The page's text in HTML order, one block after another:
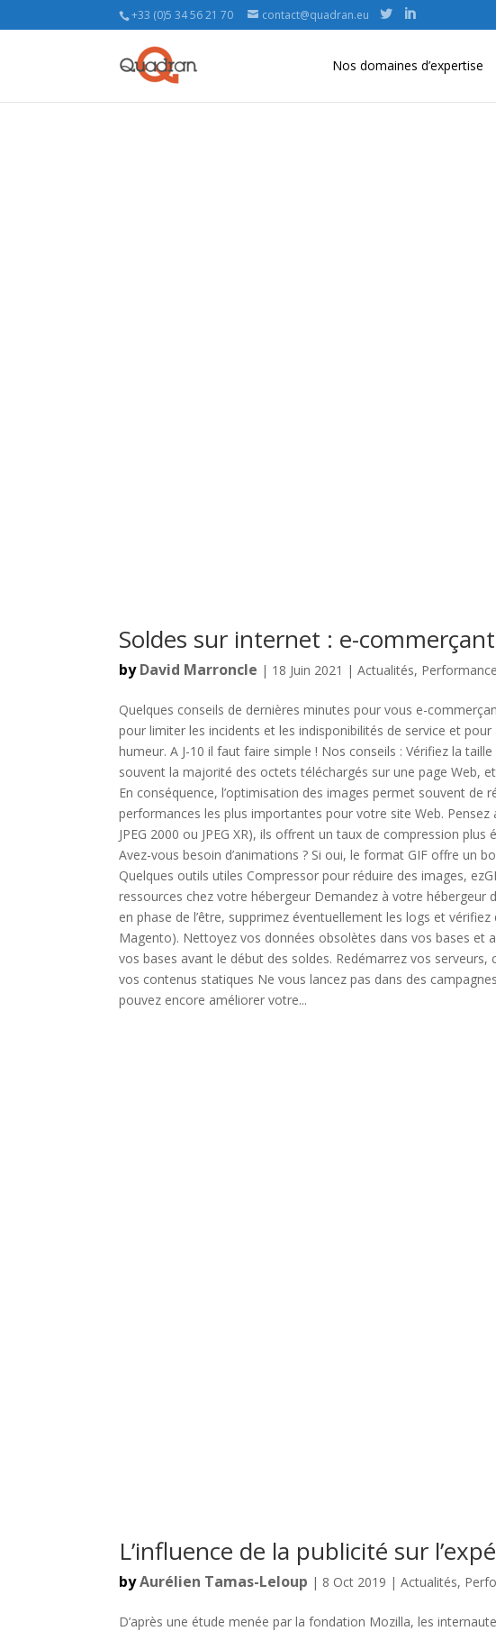
+33 (0)5 34 56 21 70 contact@quadran.eu
Nos domaines d’expertise
Soldes sur internet : e-
byDavid Marroncle | 18 Juin 2021 | Actualités,
Quelques conseils de dernières minutes pour vous e-
pour limiter les incidents et les indisponibilités de service et
humeur. A J-10 il faut faire simple ! Nos conseils : Vérifiez la
souvent la majorité des octets téléchargés sur une page Web,
En conséquence, l’optimisation des images permet souvent
performances les plus importantes pour votre site Web.
JPEG 2000 ou JPEG XR), ils offrent un taux de compression
Avez-vous besoin d’animations ? Si oui, le format GIF offre un
Quelques outils utiles Compressor pour réduire des images,
ressources chez votre hébergeur Demandez à votre hébergeur
en phase de l’être, supprimez éventuellement les logs et
Magento). Nettoyez vos données obsolètes dans vos bases et
vos bases avant le début des soldes. Redémarrez vos serveurs,
vos contenus statiques Ne vous lancez pas dans des
pouvez encore améliorer votre...
L’influence de la publicité sur
byAurélien Tamas-Leloup | 8 Oct 2019 | Actualités,
D’après une étude menée par la fondation Mozilla, les